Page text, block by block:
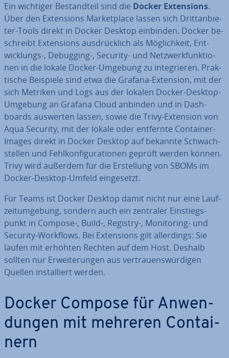
Ein wichtiger Be­stand­teil sind die Docker Ex­ten­si­ons.
Über den Ex­ten­si­ons Mar­ket­place lassen sich Dritt­an­bie­
ter-Tools direkt in Docker Desktop einbinden. Docker be­
schreibt Ex­ten­si­ons aus­drück­lich als Mög­lich­keit, Ent­
wick­lungs-, Debugging-, Security- und Netz­werk­funk­tio­
nen in die lokale Docker-Umgebung zu in­te­grie­ren. Prak­
ti­sche Beispiele sind etwa die Grafana-Extension, mit der
sich Metriken und Logs aus der lokalen Docker-Desktop-
Umgebung an Grafana Cloud anbinden und in Da­sh­
boards auswerten lassen, sowie die Trivy-Extension von
Aqua Security, mit der lokale oder entfernte Container-
Images direkt in Docker Desktop auf bekannte Schwach­
stel­len und Fehl­kon­fi­gu­ra­tio­nen geprüft werden können.
Trivy wird außerdem für die Er­stel­lung von SBOMs im
Docker-Desktop-Umfeld ein­ge­setzt.
Für Teams ist Docker Desktop damit nicht nur eine Lauf­
zeit­um­ge­bung, sondern auch ein zentraler Ein­stiegs­
punkt in Compose-, Build-, Registry-, Mo­ni­to­ring- und
Security-Workflows. Bei Ex­ten­si­ons gilt al­ler­dings: Sie
laufen mit erhöhten Rechten auf dem Host. Deshalb
sollten nur Er­wei­te­run­gen aus ver­trau­ens­wür­di­gen
Quellen in­stal­liert werden.
Docker Compose für An­wen­
dun­gen mit mehreren Con­tai­
nern